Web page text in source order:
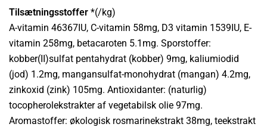
Tilsætningsstoffer *(/kg)
A-vitamin 46367IU, C-vitamin 58mg, D3 vitamin 1539IU, E-
vitamin 258mg, betacaroten 5.1mg. Sporstoffer:
kobber(II)sulfat pentahydrat (kobber) 9mg, kaliumiodid
(jod) 1.2mg, mangansulfat-monohydrat (mangan) 4.2mg,
zinkoxid (zink) 105mg. Antioxidanter: (naturlig)
tocopherolekstrakter af vegetabilsk olie 97mg.
Aromastoffer: økologisk rosmarinekstrakt 38mg, teekstrakt